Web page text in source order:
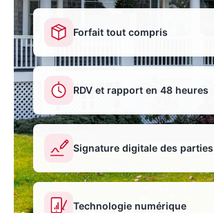
Forfait tout compris
RDV et rapport en 48 heures
Signature digitale des parties
Technologie numérique